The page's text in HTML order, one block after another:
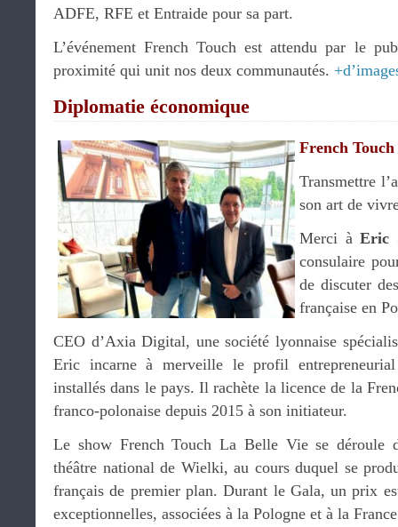
ADFE, RFE et Entraide pour sa part.
L’événement French Touch est attendu par le
proximité qui unit nos deux communautés.
Diplomatie économique
French
Transmettre
son art de
Merci à Eric
consulaire
de discuter
française en
CEO d’Axia Digital, une société lyonnaise
Eric incarne à merveille le profil
installés dans le pays. Il rachète la licence de la
franco-polonaise depuis 2015 à son initiateur.
Le show French Touch La Belle Vie se déroule
théâtre national de Wielki, au cours duquel se
français de premier plan. Durant le Gala, un prix
exceptionnelles, associées à la Pologne et à la